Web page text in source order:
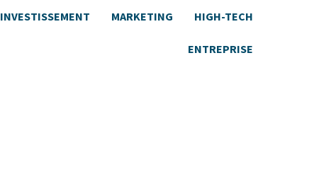
INVESTISSEMENT MARKETING HIGH-TECH
ENTREPRISE